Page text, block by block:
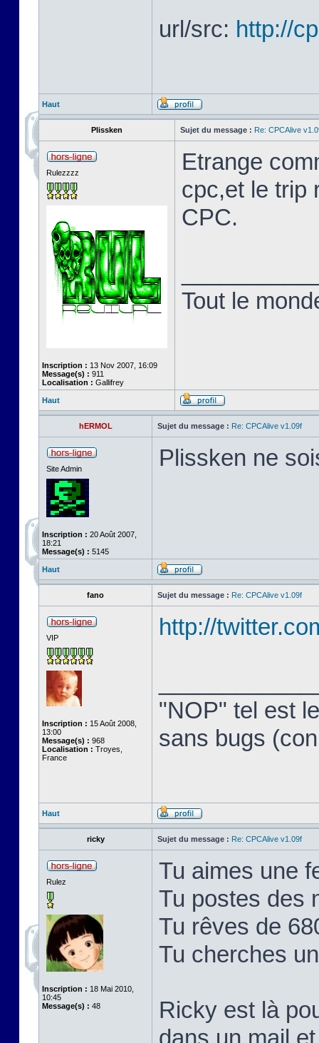
url/src: http://
Haut
Plissken Sujet du message : Re: CPCAlive
Rulezzzz
Inscription : 13 Nov 2007, 16:09
Message(s) : 911
Localisation : Gallifrey
Etrange
cpc,et le trip
CPC.
Tout le
Haut
hERMOL Sujet du message : Re: CPCAlive v1.09f
Site Admin
Inscription : 20 Août 2007,
18:21
Message(s) : 5145
Plissken ne
Haut
fano Sujet du message : Re: CPCAlive v1.09f
VIP
Inscription : 15 Août 2008,
13:00
Message(s) : 968
Localisation : Troyes,
France
http://
"NOP" tel est
sans bugs
Haut
ricky Sujet du message : Re: CPCAlive v1.09f
Rulez
Inscription : 18 Mai 2010,
10:45
Message(s) : 48
Tu aimes une
Tu postes des
Tu rêves de
Tu cherches
Ricky est là
dans un mail